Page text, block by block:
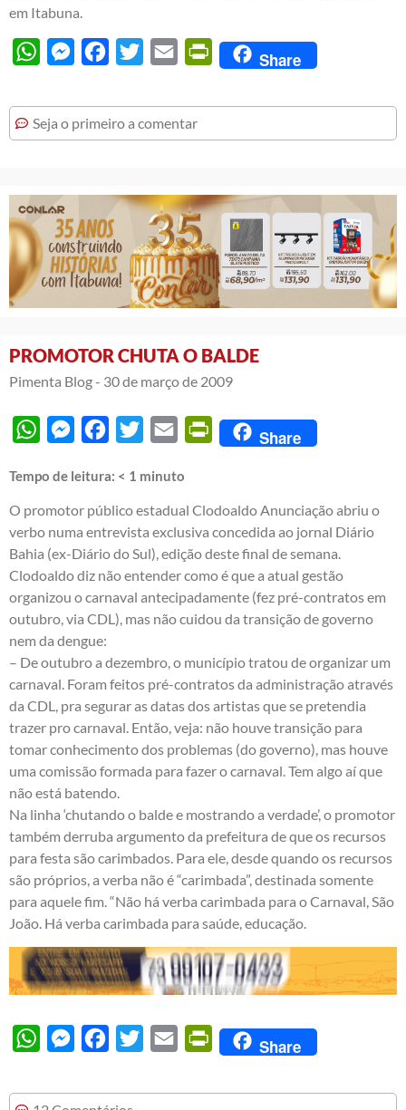
em Itabuna.
WhatsAppMessengerFacebook
Twitter Email PrintFriendly
Share
Seja o primeiro a comentar
PROMOTOR CHUTA O BALDE
Pimenta Blog - 30 de março de 2009
WhatsAppMessengerFacebook
Twitter Email PrintFriendly
Share
Tempo de leitura: < 1 minuto
O promotor público estadual Clodoaldo Anunciação abriu o
verbo numa entrevista exclusiva concedida ao jornal Diário
Bahia (ex-Diário do Sul), edição deste final de semana.
Clodoaldo diz não entender como é que a atual gestão
organizou o carnaval antecipadamente (fez pré-contratos em
outubro, via CDL), mas não cuidou da transição de governo
nem da dengue:
– De outubro a dezembro, o município tratou de organizar um
carnaval. Foram feitos pré-contratos da administração através
da CDL, pra segurar as datas dos artistas que se pretendia
trazer pro carnaval. Então, veja: não houve transição para
tomar conhecimento dos problemas (do governo), mas houve
uma comissão formada para fazer o carnaval. Tem algo aí que
não está batendo.
Na linha ‘chutando o balde e mostrando a verdade’, o promotor
também derruba argumento da prefeitura de que os recursos
para festa são carimbados. Para ele, desde quando os recursos
são próprios, a verba não é “carimbada”, destinada somente
para aquele fim. “Não há verba carimbada para o Carnaval, São
João. Há verba carimbada para saúde, educação.
WhatsAppMessengerFacebook
Twitter Email PrintFriendly
Share